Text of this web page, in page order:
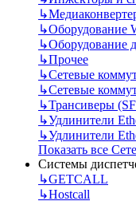
↳
↳Оборудование
↳Оборудование
↳Прочее
↳Сетевые
↳Сетевые
↳Трансиверы
↳Удлинители
↳Удлинители
Показать все
Системы
↳GETCALL
↳Hostcall